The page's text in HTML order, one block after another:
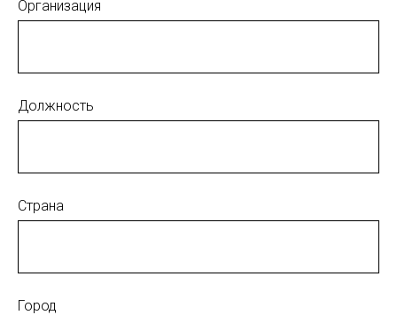
Организация
Должность
Страна
Город